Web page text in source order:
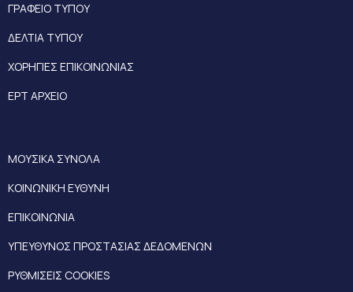
ΓΡΑΦΕΙΟ ΤΥΠΟΥ
ΔΕΛΤΙΑ ΤΥΠΟΥ
ΧΟΡΗΓΙΕΣ ΕΠΙΚΟΙΝΩΝΙΑΣ
ΕΡΤ ΑΡΧΕΙΟ
ΜΟΥΣΙΚΑ ΣΥΝΟΛΑ
ΚΟΙΝΩΝΙΚΗ ΕΥΘΥΝΗ
ΕΠΙΚΟΙΝΩΝΙΑ
ΥΠΕΥΘΥΝΟΣ ΠΡΟΣΤΑΣΙΑΣ ΔΕΔΟΜΕΝΩΝ
ΡΥΘΜΙΣΕΙΣ COOKIES